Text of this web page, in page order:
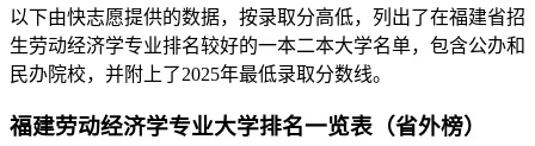
以下由快志愿提供的数据，按录取分高低，列出了在福建省招
生劳动经济学专业排名较好的一本二本大学名单，包含公办和
民办院校，并附上了2025年最低录取分数线。
福建劳动经济学专业大学排名一览表（省外榜）